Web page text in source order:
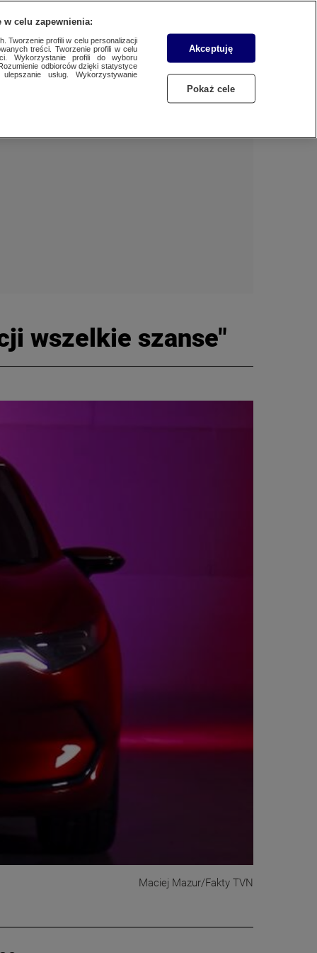
Dzień dobry!
ZALOGUJ SIĘ
wszelkie szanse"
Maciej Mazur/Fakty TVN
w celu zapewnienia:
Tworzenie profili w celu personalizacji
treści. Tworzenie profili w celu
Wykorzystanie profili do wyboru
odbiorców dzięki statystyce
usług. Wykorzystywanie
Akceptuję
Pokaż cele